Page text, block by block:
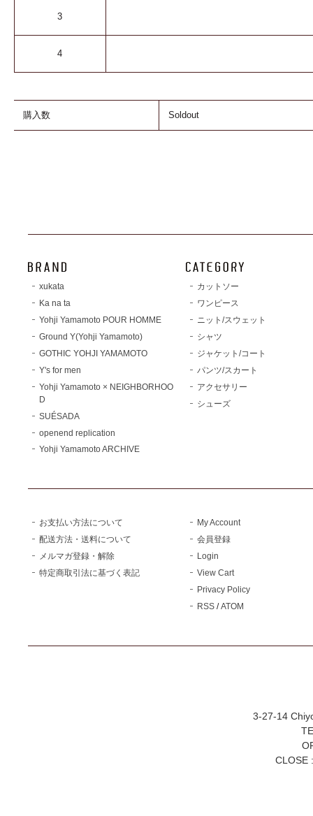
3
4
購入数 Soldout
xukata
Ka na ta
Yohji Yamamoto POUR HOMME
Ground Y(Yohji Yamamoto)
GOTHIC YOHJI YAMAMOTO
Y's for men
Yohji Yamamoto × NEIGHBORHOO
D
SUÉSADA
openend replication
Yohji Yamamoto ARCHIVE
カットソー
ワンピース
ニット/スウェット
シャツ
ジャケット/コート
パンツ/スカート
アクセサリー
シューズ
お支払い方法について
配送方法・送料について
メルマガ登録・解除
特定商取引法に基づく表記
My Account
会員登録
Login
View Cart
Privacy Policy
RSS/ATOM
3-27-14
CLOSE